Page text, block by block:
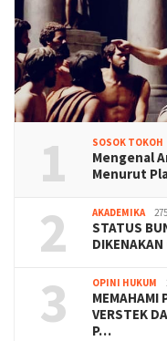
1 SOSOK TOKOH
Mengenal
Menurut
2 AKADEMIKA
STATUS
3 OPINI HUKUM
MEMAHAMI
VERSTEK
P…